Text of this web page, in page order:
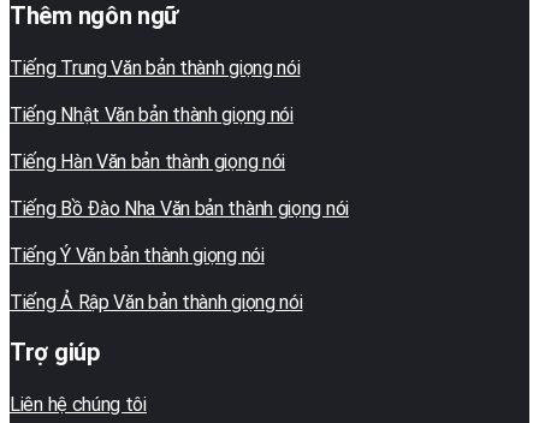
Thêm ngôn ngữ
Tiếng Trung Văn bản thành giọng nói
Tiếng Nhật Văn bản thành giọng nói
Tiếng Hàn Văn bản thành giọng nói
Tiếng Bồ Đào Nha Văn bản thành giọng nói
Tiếng Ý Văn bản thành giọng nói
Tiếng Ả Rập Văn bản thành giọng nói
Trợ giúp
Liên hệ chúng tôi